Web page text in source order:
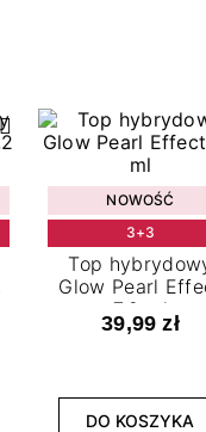
NOWOŚĆ
3+3
Top
Glow Pearl
7,2 ml
39,99 zł
DO KOSZYKA